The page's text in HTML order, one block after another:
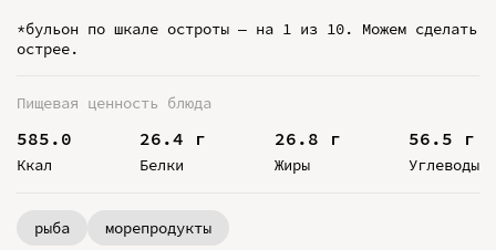
*бульон по шкале остроты – на 1 из 10. Можем сделать
острее.
Пищевая ценность блюда
585.0
Ккал
26.4 г
Белки
26.8 г
Жиры
56.5 г
Углеводы
рыба морепродукты